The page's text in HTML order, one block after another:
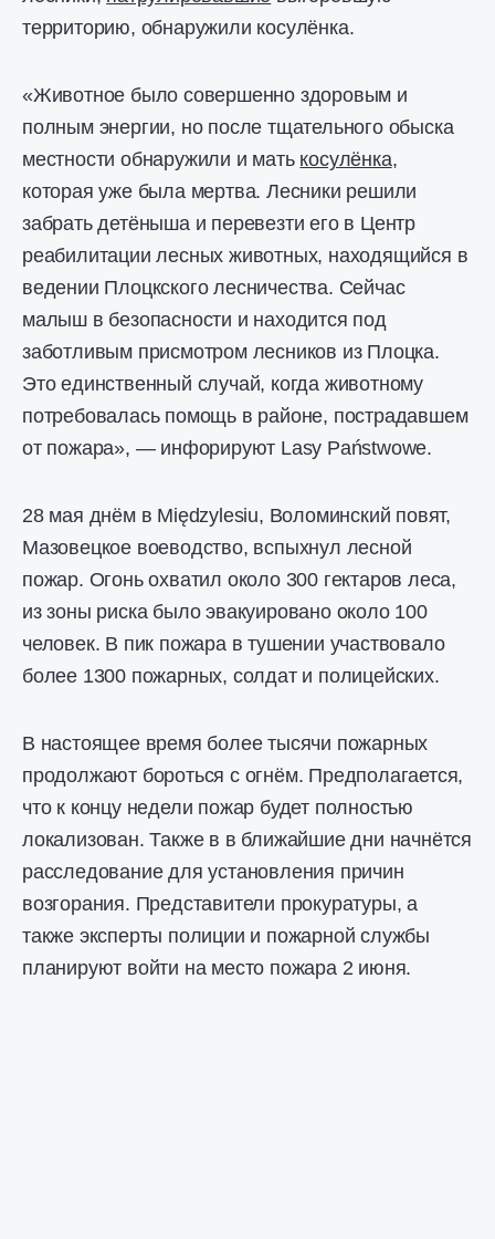
территорию, обнаружили косулёнка.
«Животное было совершенно здоровым и
полным энергии, но после тщательного обыска
местности обнаружили и мать косулёнка,
которая уже была мертва. Лесники решили
забрать детёныша и перевезти его в Центр
реабилитации лесных животных, находящийся в
ведении Плоцкского лесничества. Сейчас
малыш в безопасности и находится под
заботливым присмотром лесников из Плоцка.
Это единственный случай, когда животному
потребовалась помощь в районе, пострадавшем
от пожара», — инфорируют Lasy Państwowe.
28 мая днём ​​в Międzylesiu, Воломинский повят,
Мазовецкое воеводство, вспыхнул лесной
пожар. Огонь охватил около 300 гектаров леса,
из зоны риска было эвакуировано около 100
человек. В пик пожара в тушении участвовало
более 1300 пожарных, солдат и полицейских.
В настоящее время более тысячи пожарных
продолжают бороться с огнём. Предполагается,
что к концу недели пожар будет полностью
локализован. Также в в ближайшие дни начнётся
расследование для установления причин
возгорания. Представители прокуратуры, а
также эксперты полиции и пожарной службы
планируют войти на место пожара 2 июня.